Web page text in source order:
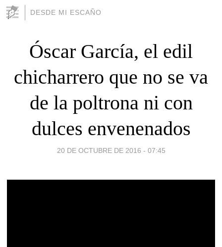
DESDE MI ESCAÑO
Óscar García, el edil
chicharrero que no se va
de la poltrona ni con
dulces envenenados
20 DE OCTUBRE DE 2016 - 07:45